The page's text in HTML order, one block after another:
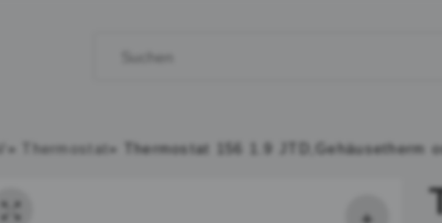
» Thermostat » Thermostat 156 1.9 JTD,Gehäusetherm